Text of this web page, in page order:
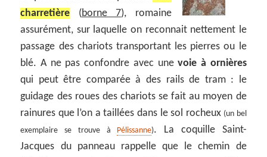
charretière (borne 7), romaine
assurément, sur laquelle on reconnait nettement le
passage des chariots transportant les pierres ou le
blé. A ne pas confondre avec unevoie à ornières
qui peut être comparée à des rails de tram : le
guidage des roues des chariots se fait au moyen de
rainures que l’on a taillées dans le sol rocheux (un bel
exemplaire se trouve à Pélissanne). La coquille Saint-
Jacques du panneau rappelle que le chemin de